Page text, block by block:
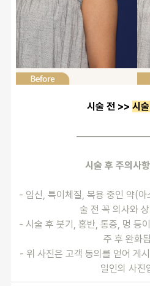
시술 전 >> 시
시술 후 주의사
- 임신, 특이체질, 복용 중인 약(아
술 전 꼭 의사와
- 시술 후 붓기, 홍반, 통증, 멍 등
주 후 완화
- 위 사진은 고객 동의를 얻어 게
일인의 사진